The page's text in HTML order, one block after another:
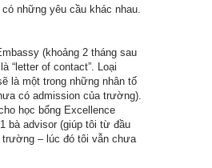
những yêu cầu khác nhau.
(khoảng 2 tháng sau
“letter of contact”. Loại
là một trong những nhân tố
có admission của trường).
học bổng Excellence
bà advisor (giúp tôi từ đầu
– lúc đó tôi vẫn chưa